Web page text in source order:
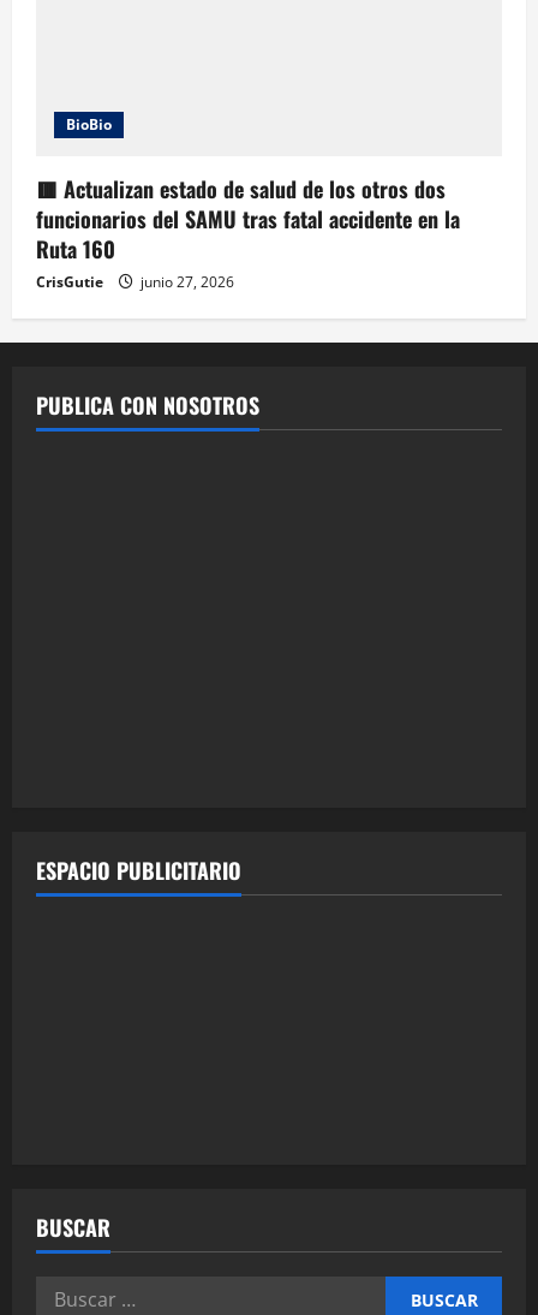
BioBio
🟥 Actualizan estado de salud de los otros dos
funcionarios del SAMU tras fatal accidente en la
Ruta 160
CrisGutie junio 27, 2026
PUBLICA CON NOSOTROS
ESPACIO PUBLICITARIO
BUSCAR